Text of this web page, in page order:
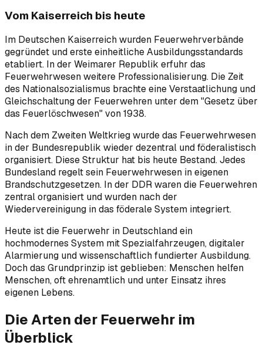
Vom Kaiserreich bis heute
Im Deutschen Kaiserreich wurden Feuerwehrverbände
gegründet und erste einheitliche Ausbildungsstandards
etabliert. In der Weimarer Republik erfuhr das
Feuerwehrwesen weitere Professionalisierung. Die Zeit
des Nationalsozialismus brachte eine Verstaatlichung und
Gleichschaltung der Feuerwehren unter dem "Gesetz über
das Feuerlöschwesen" von 1938.
Nach dem Zweiten Weltkrieg wurde das Feuerwehrwesen
in der Bundesrepublik wieder dezentral und föderalistisch
organisiert. Diese Struktur hat bis heute Bestand. Jedes
Bundesland regelt sein Feuerwehrwesen in eigenen
Brandschutzgesetzen. In der DDR waren die Feuerwehren
zentral organisiert und wurden nach der
Wiedervereinigung in das föderale System integriert.
Heute ist die Feuerwehr in Deutschland ein
hochmodernes System mit Spezialfahrzeugen, digitaler
Alarmierung und wissenschaftlich fundierter Ausbildung.
Doch das Grundprinzip ist geblieben: Menschen helfen
Menschen, oft ehrenamtlich und unter Einsatz ihres
eigenen Lebens.
Die Arten der Feuerwehr im
Überblick